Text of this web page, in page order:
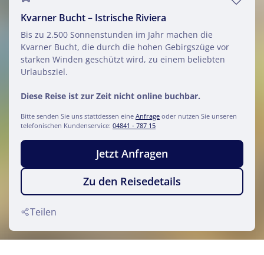
Kvarner Bucht – Istrische Riviera
Bis zu 2.500 Sonnenstunden im Jahr machen die
Kvarner Bucht, die durch die hohen Gebirgszüge vor
starken Winden geschützt wird, zu einem beliebten
Urlaubsziel.
Diese Reise ist zur Zeit nicht online buchbar.
Bitte senden Sie uns stattdessen eine Anfrage oder nutzen Sie unseren
telefonischen Kundenservice: 04841 - 787 15
Jetzt Anfragen
Zu den Reisedetails
Teilen